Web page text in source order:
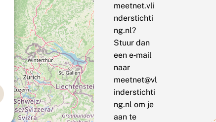
meetnet.vli
nderstichti
ng.nl?
Stuur dan
een e‑mail
naar
meetnet@vl
inderstichti
ng.nl om je
aan te